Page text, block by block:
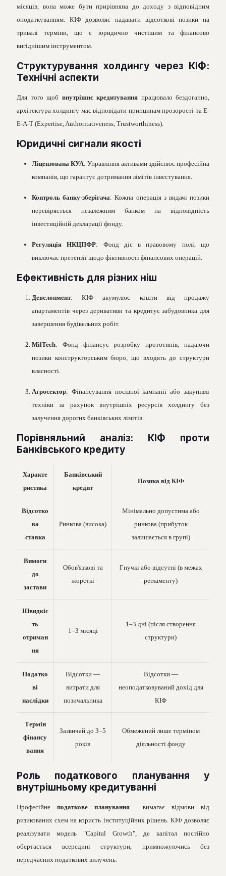
місяців, вона може бути прирівняна до доходу з відповідним
оподаткуванням. КІФ дозволяє надавати відсоткові позики на
тривалі терміни, що є юридично чистішим та фінансово
вигіднішим інструментом.
Структурування холдингу через КІФ:
Технічні аспекти
Для того щоб внутрішнє кредитування працювало бездоганно,
архітектура холдингу має відповідати принципам прозорості та E-
E-A-T (Expertise, Authoritativeness, Trustworthiness).
Юридичні сигнали якості
Ліцензована КУА: Управління активами здійснює професійна
компанія, що гарантує дотримання лімітів інвестування.
Контроль банку-зберігача: Кожна операція з видачі позики
перевіряється незалежним банком на відповідність
інвестиційній декларації фонду.
Регуляція НКЦПФР: Фонд діє в правовому полі, що
виключає претензії щодо фіктивності фінансових операцій.
Ефективність для різних ніш
Девелопмент: КІФ акумулює кошти від продажу
апартаментів через деривативи та кредитує забудовника для
завершення будівельних робіт.
MilTech: Фонд фінансує розробку прототипів, надаючи
позики конструкторським бюро, що входять до структури
власності.
Агросектор: Фінансування посівної кампанії або закупівлі
техніки за рахунок внутрішніх ресурсів холдингу без
залучення дорогих банківських лімітів.
Порівняльний аналіз: КІФ проти
Банківського кредиту
Характе
ристика
Банківський
кредит
Позика від КІФ
Відсотко
ва
ставка
Ринкова (висока)
Мінімально допустима або
ринкова (прибуток
залишається в групі)
Вимоги
до
застави
Обов'язкові та
жорсткі
Гнучкі або відсутні (в межах
регламенту)
Швидкіс
ть
отриман
ня
1–3 місяці
1–3 дні (після створення
структури)
Податко
ві
наслідки
Відсотки —
витрати для
позичальника
Відсотки —
неоподатковуваний дохід для
КІФ
Термін
фінансу
вання
Зазвичай до 3–5
років
Обмежений лише терміном
діяльності фонду
Роль податкового планування у
внутрішньому кредитуванні
Професійне податкове планування вимагає відмови від
ризикованих схем на користь інституційних рішень. КІФ дозволяє
реалізувати модель "Capital Growth", де капітал постійно
обертається всередині структури, примножуючись без
передчасних податкових вилучень.